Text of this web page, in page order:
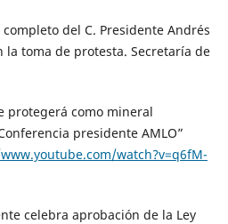
completo del C. Presidente Andrés
la toma de protesta. Secretaría de
protegerá como mineral
presidente AMLO”
watch?v=q6fM-
celebra aprobación de la Ley